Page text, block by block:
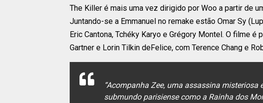
The Killer é mais uma vez dirigido por Woo a partir de
Juntando-se a Emmanuel no remake estão Omar Sy
Eric Cantona, Tchéky Karyo e Grégory Montel. O filme é
Gartner e Lorin Tilkin deFelice, com Terence Chang e
“Acompanha Zee, uma assassina
submundo parisiense como a Rainha dos